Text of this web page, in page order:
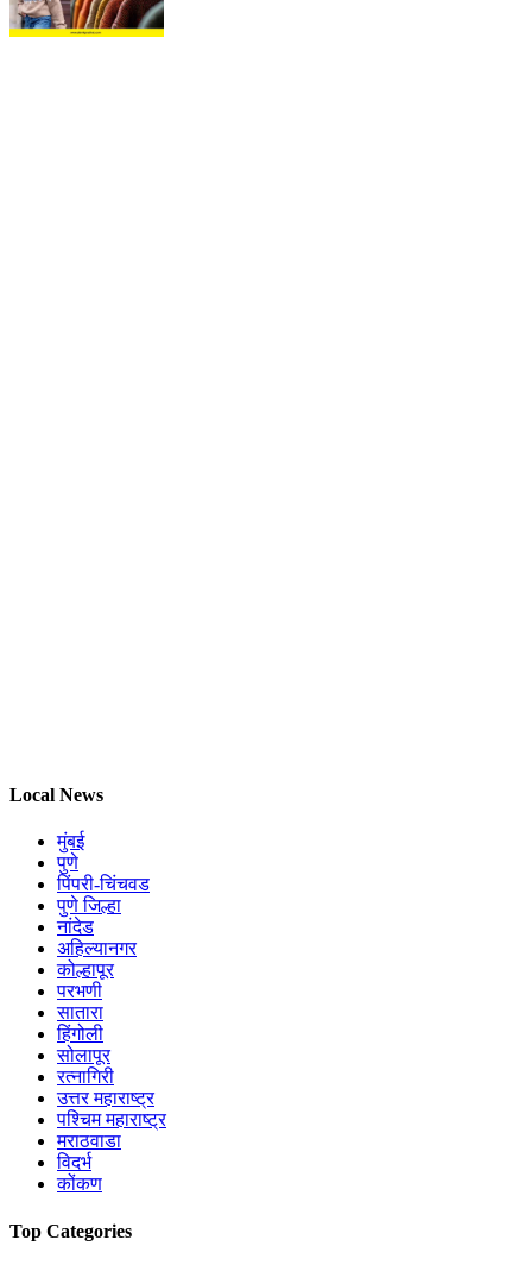
Local News
मुंबई
पुणे
पिंपरी-चिंचवड
पुणे जिल्हा
नांदेड
अहिल्यानगर
कोल्हापूर
परभणी
सातारा
हिंगोली
सोलापूर
रत्नागिरी
उत्तर महाराष्ट्र
पश्चिम महाराष्ट्र
मराठवाडा
विदर्भ
कोंकण
Top Categories